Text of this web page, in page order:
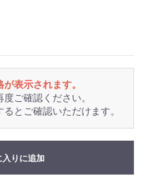
表示されます。
ご確認ください。
とご確認いただけます。
入りに追加